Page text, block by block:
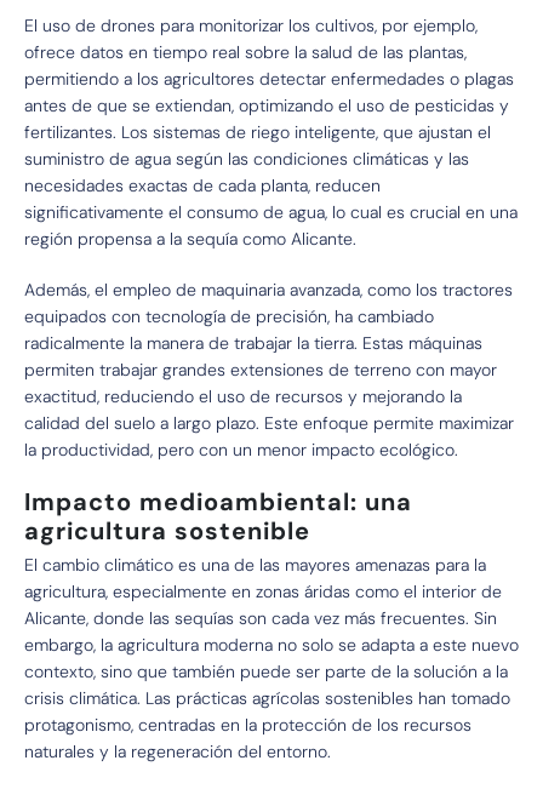
El uso de drones para monitorizar los cultivos, por ejemplo,
ofrece datos en tiempo real sobre la salud de las plantas,
permitiendo a los agricultores detectar enfermedades o plagas
antes de que se extiendan, optimizando el uso de pesticidas y
fertilizantes. Los sistemas de riego inteligente, que ajustan el
suministro de agua según las condiciones climáticas y las
necesidades exactas de cada planta, reducen
significativamente el consumo de agua, lo cual es crucial en una
región propensa a la sequía como Alicante.
Además, el empleo de maquinaria avanzada, como los tractores
equipados con tecnología de precisión, ha cambiado
radicalmente la manera de trabajar la tierra. Estas máquinas
permiten trabajar grandes extensiones de terreno con mayor
exactitud, reduciendo el uso de recursos y mejorando la
calidad del suelo a largo plazo. Este enfoque permite maximizar
la productividad, pero con un menor impacto ecológico.
Impacto medioambiental: una
agricultura sostenible
El cambio climático es una de las mayores amenazas para la
agricultura, especialmente en zonas áridas como el interior de
Alicante, donde las sequías son cada vez más frecuentes. Sin
embargo, la agricultura moderna no solo se adapta a este nuevo
contexto, sino que también puede ser parte de la solución a la
crisis climática. Las prácticas agrícolas sostenibles han tomado
protagonismo, centradas en la protección de los recursos
naturales y la regeneración del entorno.